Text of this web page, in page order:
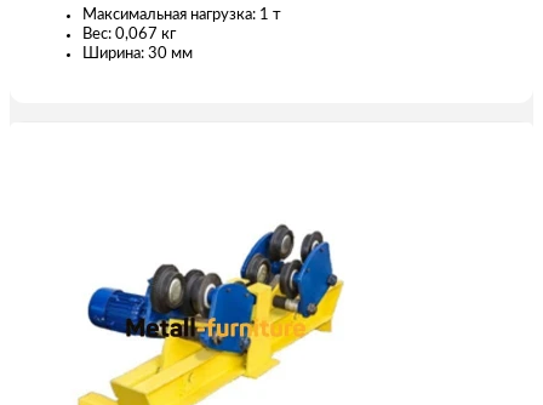
Максимальная нагрузка: 1 т
Вес: 0,067 кг
Ширина: 30 мм